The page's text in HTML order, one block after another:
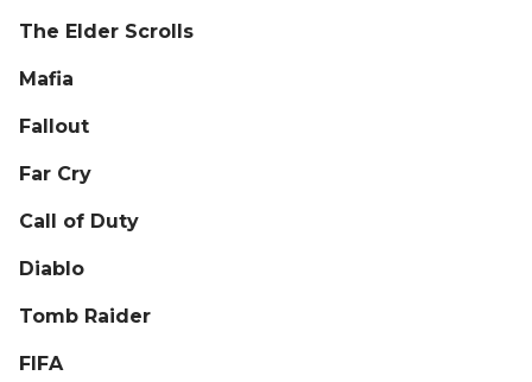
The Elder Scrolls
Mafia
Fallout
Far Cry
Call of Duty
Diablo
Tomb Raider
FIFA